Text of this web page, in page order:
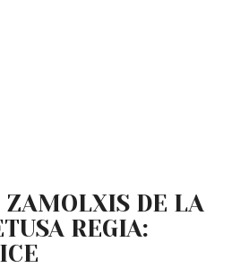
ZAMOLXIS DE LA
REGIA: